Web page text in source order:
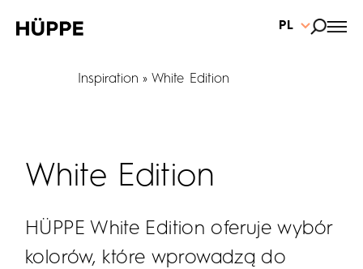
PL
Inspiration White Edition
White Edition
HÜPPE White Edition oferuje wybór
kolorów, które wprowadzą do